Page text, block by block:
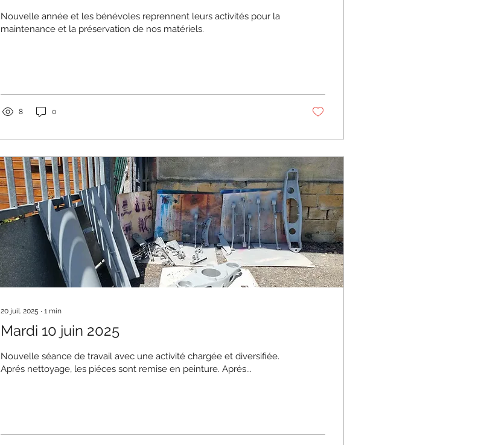
Nouvelle année et les bénévoles reprennent leurs activités pour la
maintenance et la préservation de nos matériels.
8 0
20 juil. 2025 ∙ 1 min
Mardi 10 juin 2025
Nouvelle séance de travail avec une activité chargée et diversifiée.
Aprés nettoyage, les piéces sont remise en peinture. Aprés...